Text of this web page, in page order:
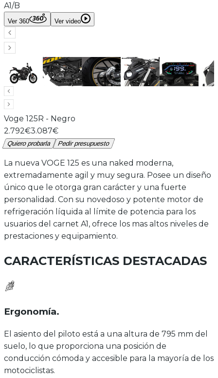
A1/B
Ver 360 Ver video
Voge 125R - Negro
2.792€3.087€
Quiero probarla Pedir presupuesto
La nueva VOGE 125 es una naked moderna,
extremadamente agil y muy segura. Posee un diseño
único que le otorga gran carácter y una fuerte
personalidad. Con su novedoso y potente motor de
refrigeración líquida al límite de potencia para los
usuarios del carnet A1, ofrece los mas altos niveles de
prestaciones y equipamiento.
CARACTERÍSTICAS DESTACADAS
Ergonomía.
El asiento del piloto está a una altura de 795 mm del
suelo, lo que proporciona una posición de
conducción cómoda y accesible para la mayoría de los
motociclistas.